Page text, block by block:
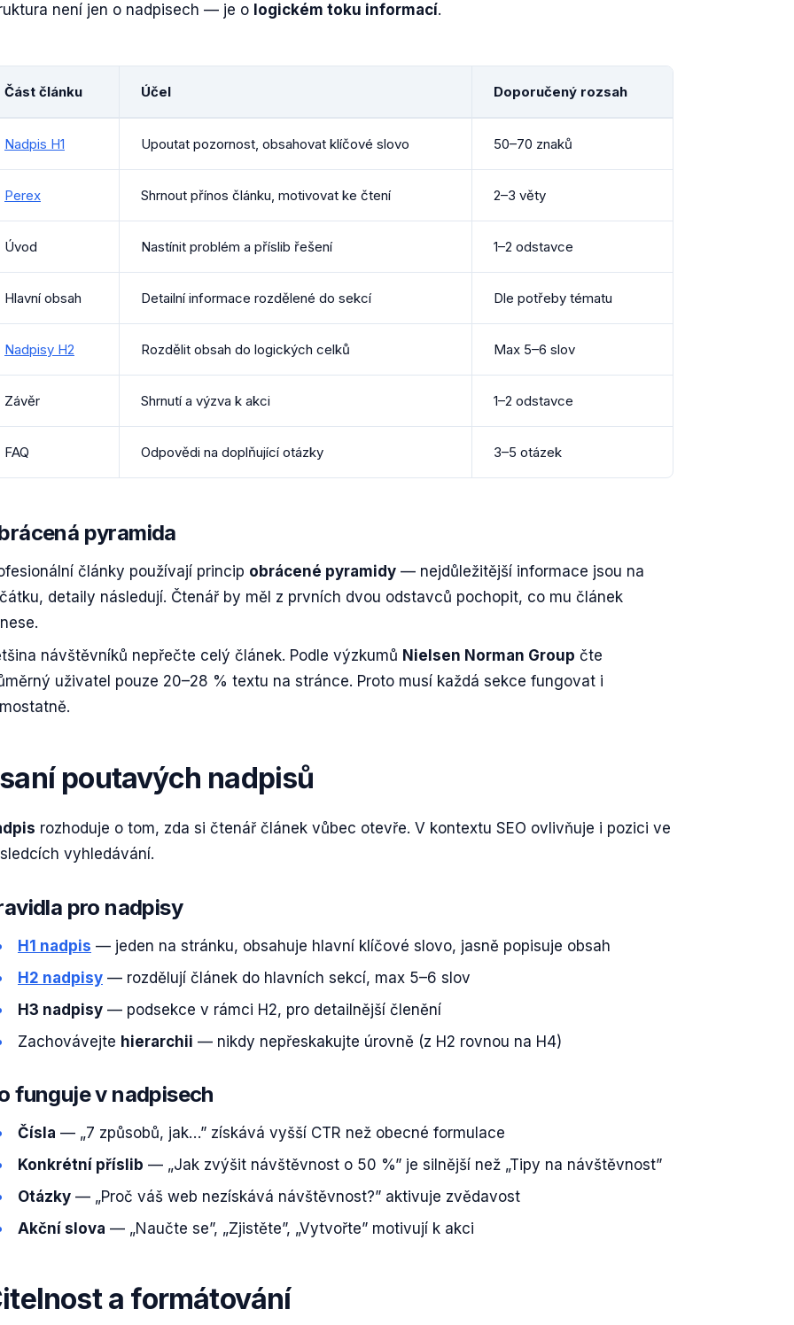
není jen o nadpisech — je o logickém toku informací.
Část článku Účel Doporučený rozsah
Nadpis H1 Upoutat pozornost, obsahovat klíčové slovo 50–70 znaků
Perex Shrnout přínos článku, motivovat ke čtení 2–3 věty
Úvod Nastínit problém a příslib řešení 1–2 odstavce
Hlavní obsah Detailní informace rozdělené do sekcí Dle potřeby tématu
Nadpisy H2 Rozdělit obsah do logických celků Max 5–6 slov
Závěr Shrnutí a výzva k akci 1–2 odstavce
FAQ Odpovědi na doplňující otázky 3–5 otázek
pyramida
články používají princip obrácené pyramidy — nejdůležitější informace jsou na
detaily následují. Čtenář by měl z prvních dvou odstavců pochopit, co mu článek
návštěvníků nepřečte celý článek. Podle výzkumů Nielsen Norman Group čte
uživatel pouze 20–28 % textu na stránce. Proto musí každá sekce fungovat i
poutavých nadpisů
rozhoduje o tom, zda si čtenář článek vůbec otevře. V kontextu SEO ovlivňuje i pozici ve
vyhledávání.
pro nadpisy
H1 nadpis — jeden na stránku, obsahuje hlavní klíčové slovo, jasně popisuje obsah
H2 nadpisy — rozdělují článek do hlavních sekcí, max 5–6 slov
H3 nadpisy — podsekce v rámci H2, pro detailnější členění
Zachovávejte hierarchii — nikdy nepřeskakujte úrovně (z H2 rovnou na H4)
funguje v nadpisech
Čísla — „7 způsobů, jak…” získává vyšší CTR než obecné formulace
Konkrétní příslib — „Jak zvýšit návštěvnost o 50 %” je silnější než „Tipy na návštěvnost”
Otázky — „Proč váš web nezískává návštěvnost?” aktivuje zvědavost
Akční slova — „Naučte se”, „Zjistěte”, „Vytvořte” motivují k akci
a formátování